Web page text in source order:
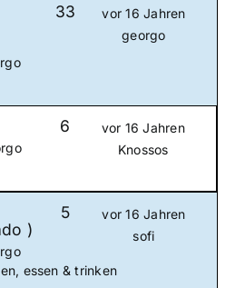
33
vor 16 Jahren
georgo
6
vor 16 Jahren
Knossos
)
essen & trinken
5
vor 16 Jahren
sofi